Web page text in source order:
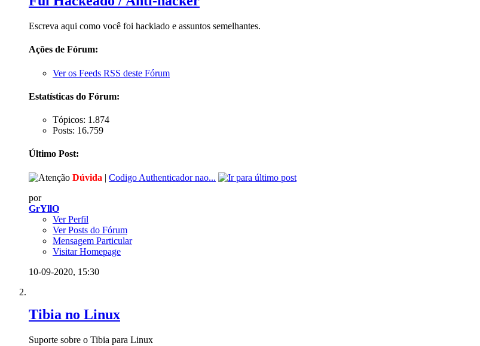
Escreva aqui como você foi hackiado e assuntos semelhantes.
Ações de Fórum:
Ver os Feeds RSS deste Fórum
Estatísticas do Fórum:
Tópicos: 1.874
Posts: 16.759
Último Post:
Dúvida | Codigo Authenticador nao...
por
GrYllO
Ver Perfil
Ver Posts do Fórum
Mensagem Particular
Visitar Homepage
10-09-2020, 15:30
Tibia no Linux
Suporte sobre o Tibia para Linux